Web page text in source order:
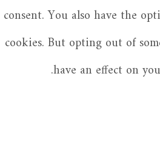
consent. You also have the
cookies. But opting out of
have an effect on